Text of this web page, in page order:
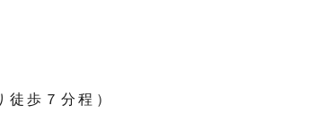
歩７分程）